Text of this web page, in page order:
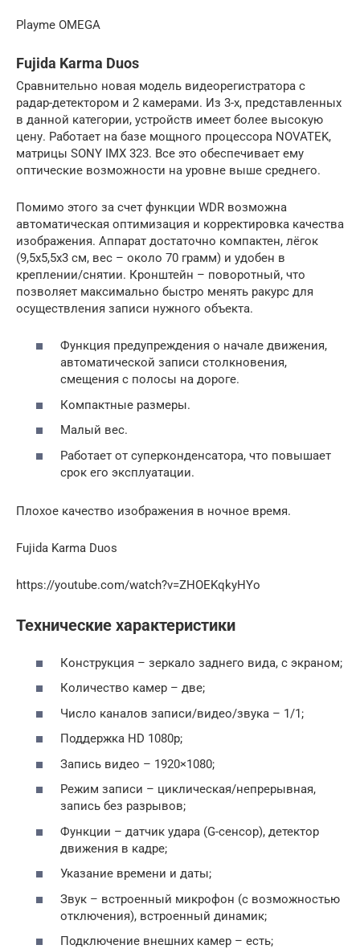
Playme OMEGA
Fujida Karma Duos
Сравнительно новая модель видеорегистратора с
радар-детектором и 2 камерами. Из 3-х, представленных
в данной категории, устройств имеет более высокую
цену. Работает на базе мощного процессора NOVATEK,
матрицы SONY IMX 323. Все это обеспечивает ему
оптические возможности на уровне выше среднего.
Помимо этого за счет функции WDR возможна
автоматическая оптимизация и корректировка качества
изображения. Аппарат достаточно компактен, лёгок
(9,5х5,5х3 см, вес – около 70 грамм) и удобен в
креплении/снятии. Кронштейн – поворотный, что
позволяет максимально быстро менять ракурс для
осуществления записи нужного объекта.
Функция предупреждения о начале движения,
автоматической записи столкновения,
смещения с полосы на дороге.
Компактные размеры.
Малый вес.
Работает от суперконденсатора, что повышает
срок его эксплуатации.
Плохое качество изображения в ночное время.
Fujida Karma Duos
https://youtube.com/watch?v=ZHOEKqkyHYo
Технические характеристики
Конструкция – зеркало заднего вида, с экраном;
Количество камер – две;
Число каналов записи/видео/звука – 1/1;
Поддержка HD 1080p;
Запись видео – 1920×1080;
Режим записи – циклическая/непрерывная,
запись без разрывов;
Функции – датчик удара (G-сенсор), детектор
движения в кадре;
Указание времени и даты;
Звук – встроенный микрофон (с возможностью
отключения), встроенный динамик;
Подключение внешних камер – есть;